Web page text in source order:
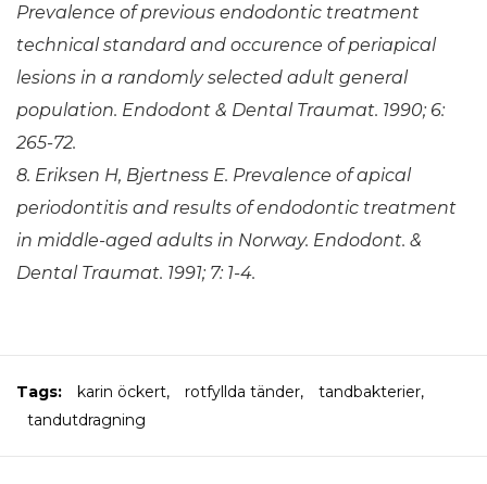
Prevalence of previous endodontic treatment
technical standard and occurence of periapical
lesions in a randomly selected adult general
population. Endodont & Dental Traumat. 1990; 6:
265-72.
8. Eriksen H, Bjertness E. Prevalence ofapical
periodontitis and results of endodontic treatment
in middle-aged adults in Norway. Endodont. &
Dental Traumat. 1991; 7: 1-4.
Tags: karin öckert, rotfyllda tänder, tandbakterier,
tandutdragning